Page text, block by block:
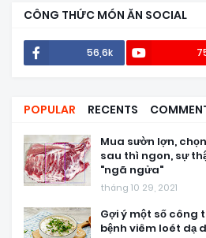
CÔNG THỨC MÓN ĂN SOCIAL
56,6k
POPULAR RECENTS
Mua sườn lợn,
sau thì ngon, sự
"ngã ngửa"
tháng 10 29, 2021
Gợi ý một số công
bệnh viêm loét dạ